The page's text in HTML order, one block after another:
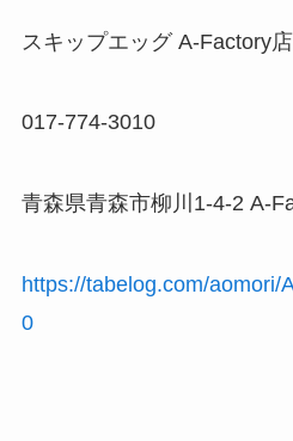
スキップエッグ A-Factory店
017-774-3010
青森県青森市柳川1-4-2 A-
https://tabelog.com/aomori/
0